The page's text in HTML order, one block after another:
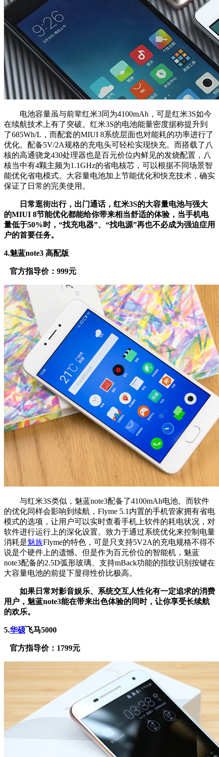
电池容量虽与前辈红米3同为4100mAh，可是红米3S如今
在续航技术上有了突破。红米3S的电池能量密度据称提升到
了685Wh/L，而配套的MIUI 8系统层面也对能耗的功率进行了
优化。配备5V/2A规格的充电头可轻松实现快充。而搭载了八
核的高通骁龙430处理器也是百元价位内鲜见的发烧配置，八
核当中有4颗主频为1.1GHz的省电核芯，可以根据不同场景智
能优化省电模式。大容量电池加上节能优化和快充技术，确实
保证了日常的完美使用。
日常逛街出行，出门通话，红米3S的大容量电池与强大
的MIUI 8节能优化都能给你带来相当舒适的体验，当手机电
量低于50%时，“找充电器”、“找电源”再也不必成为强迫症用
户的首要任务。
4.魅蓝note3 高配版
官方指导价：999元
与红米3S类似，魅蓝note3配备了4100mAh电池。而软件
的优化同样会影响到续航，Flyme 5.1内置的手机管家拥有省电
模式的选项，让用户可以实时查看手机上软件的耗电状况，对
软件进行运行上的深化设置。致力于通过系统优化来控制电量
消耗是魅族Flyme的特色，可是只支持5V2A的充电规格不得不
说是个硬件上的遗憾。但是作为百元价位的智能机，魅蓝
note3配备的2.5D弧形玻璃、支持mBack功能的指纹识别按键在
大容量电池的前提下显得性价比极高。
如果日常对影音娱乐、系统交互人性化有一定追求的消费
用户，魅蓝note3能在带来出色体验的同时，让你享受长续航
的欢乐。
5.华硕飞马5000
官方指导价：1799元